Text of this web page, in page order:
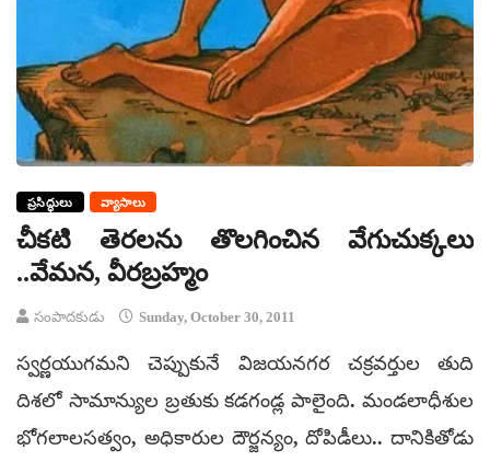
ప్రసిద్ధులు వ్యాసాలు
చీకటి తెరలను తొలగించిన వేగుచుక్కలు
..వేమన, వీరబ్రహ్మం
సంపాదకుడు Sunday, October 30, 2011
స్వర్ణయుగమని చెప్పుకునే విజయనగర చక్రవర్తుల తుది
దిశలో సామాన్యుల బ్రతుకు కడగండ్ల పాలైంది. మండలాధీశుల
భోగలాలసత్వం, అధికారుల దౌర్జన్యం, దోపిడీలు.. దానికితోడు